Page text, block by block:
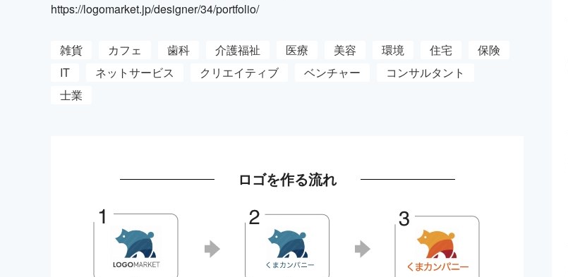
https://logomarket.jp/designer/34/portfolio/
雑貨 カフェ 歯科 介護福祉 医療 美容 環境 住宅
保険
IT
ネットサービス クリエイティブ ベンチャー
コンサルタント
士業
ロゴを作る流れ